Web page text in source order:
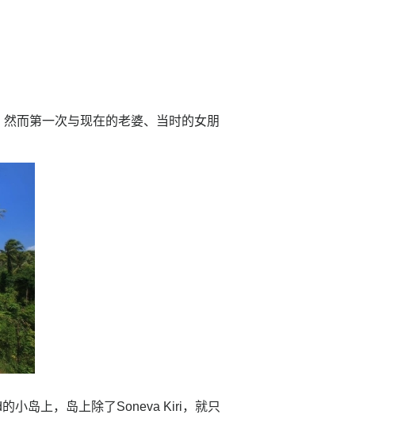
而第一次与现在的老婆、当时的女朋
小岛上，岛上除了Soneva Kiri，就只